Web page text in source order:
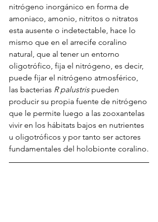
nitrógeno inorgánico en forma de
amoniaco, amonio, nitritos o nitratos
esta ausente o indetectable, hace lo
mismo que en el arrecife coralino
natural, que al tener un entorno
oligotrófico, fija el nitrógeno, es decir,
puede fijar el nitrógeno atmosférico,
las bacterias R palustris pueden
producir su propia fuente de nitrógeno
que le permite luego a las zooxantelas
vivir en los hábitats bajos en nutrientes
u oligotróficos y por tanto ser actores
fundamentales del holobionte coralino.